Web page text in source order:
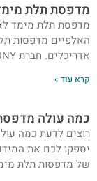
מדפסת תלת
מדפסת תלת מימד
האלפיים מדפסות
אדריכלים. חברת 3DNY מייבאת ומשווקת מבחר מתקדם
קרא עוד »
כמה עולה
יספקו לכם את
של מדפסות תלת